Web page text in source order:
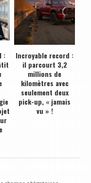
:
Incroyable record :
il parcourt 3,2
millions de
kilomètres avec
seulement deux
pick-up, « jamais
vu » !